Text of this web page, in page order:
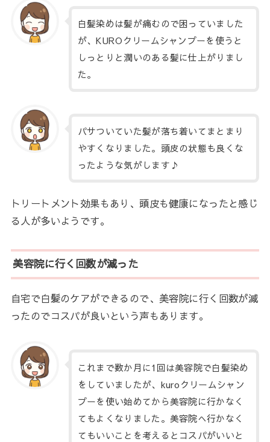
白髪染めは髪が痛むので困っていました
が、KUROクリームシャンプーを使うと
しっとりと潤いのある髪に仕上がりまし
た。
パサついていた髪が落ち着いてまとまり
やすくなりました。頭皮の状態も良くな
ったような気がします♪
トリートメント効果もあり、頭皮も健康になったと感じ
る人が多いようです。
美容院に行く回数が減った
自宅で白髪のケアができるので、美容院に行く回数が減
ったのでコスパが良いという声もあります。
これまで数か月に1回は美容院で白髪染め
をしていましたが、kuroクリームシャン
プーを使い始めてから美容院に行かなく
てもよくなりました。美容院へ行かなく
てもいいことを考えるとコスパがいいと